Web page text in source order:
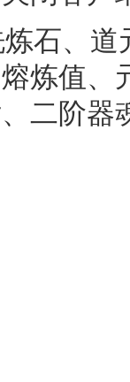
石、
炼值、
二阶器